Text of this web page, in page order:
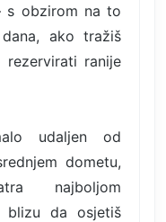
s obzirom na to
ako tražiš
ranije
udaljen od
dometu,
najboljom
blizu da osjetiš